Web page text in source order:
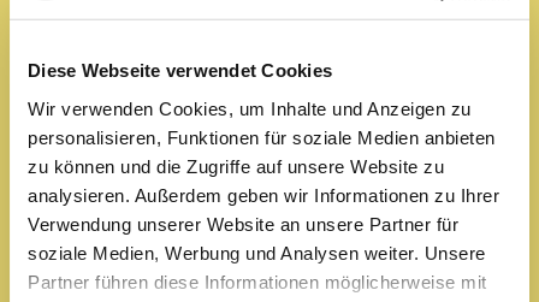
Diese Webseite verwendet Cookies
Wir verwenden Cookies, um Inhalte und Anzeigen zu
personalisieren, Funktionen für soziale Medien anbieten
zu können und die Zugriffe auf unsere Website zu
analysieren. Außerdem geben wir Informationen zu Ihrer
Verwendung unserer Website an unsere Partner für
soziale Medien, Werbung und Analysen weiter. Unsere
Partner führen diese Informationen möglicherweise mit
entweder über Nacht in Salz legt oder in der Erde
vergräbt. Danach wird es rituell für die neue Aufgabe
geweiht und natürlich nicht mehr für profane Dinge
benutzt.
Auch das weitere Zubehör wie eine Zange, mit der man
die glühende Kohle handeln kann, ein kleiner Löffel zum
Auflegen der Räucherstoffe und ggf. ein Fächer oder
eine Feder zum verteilen des Rauches, sollte vorab